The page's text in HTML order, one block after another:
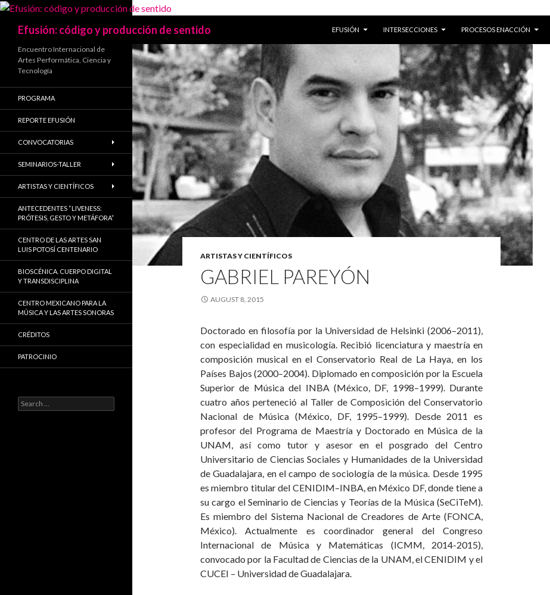
Efusión: código y producción de sentido
EFUSIÓN
INTERSECCIONES PROCESOS ENACCIÓN
ARTISTAS Y CIENTÍFICOS
GABRIEL PAREYÓN
AUGUST 8, 2015
Doctorado en filosofía por la Universidad de Helsinki (2006–2011),
con especialidad en musicología. Recibió licenciatura y maestría en
composición musical en el Conservatorio Real de La Haya, en los
Países Bajos (2000–2004). Diplomado en composición por la Escuela
Superior de Música del INBA (México, DF, 1998–1999). Durante
cuatro años perteneció al Taller de Composición del Conservatorio
Nacional de Música (México, DF, 1995–1999). Desde 2011 es
profesor del Programa de Maestría y Doctorado en Música de la
UNAM, así como tutor y asesor en el posgrado del Centro
Universitario de Ciencias Sociales y Humanidades de la Universidad
de Guadalajara, en el campo de sociología de la música. Desde 1995
es miembro titular del CENIDIM–INBA, en México DF, donde tiene a
su cargo el Seminario de Ciencias y Teorías de la Música (SeCiTeM).
Es miembro del Sistema Nacional de Creadores de Arte (FONCA,
México). Actualmente es coordinador general del Congreso
Internacional de Música y Matemáticas (ICMM, 2014-2015),
convocado por la Facultad de Ciencias de la UNAM, el CENIDIM y el
CUCEI – Universidad de Guadalajara.
Encuentro Internacional de
Artes Performática, Ciencia y
Tecnología
PROGRAMA
REPORTE EFUSIÓN
CONVOCATORIAS
SEMINARIOS-TALLER
ARTISTAS Y CIENTÍFICOS
ANTECEDENTES “LIVENESS:
PRÓTESIS, GESTO Y METÁFORA”
CENTRO DE LAS ARTES SAN
LUIS POTOSÍ CENTENARIO
BIOSCÉNICA. CUERPO DIGITAL
Y TRANSDISCIPLINA
CENTRO MEXICANO PARA LA
MÚSICA Y LAS ARTES SONORAS
CRÉDITOS
PATROCINIO
Search
for: